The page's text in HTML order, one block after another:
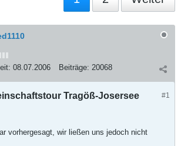
08.07.2006 Beiträge: 20068
#1
Tragöß-Josersee
vorhergesagt, wir ließen uns jedoch nicht